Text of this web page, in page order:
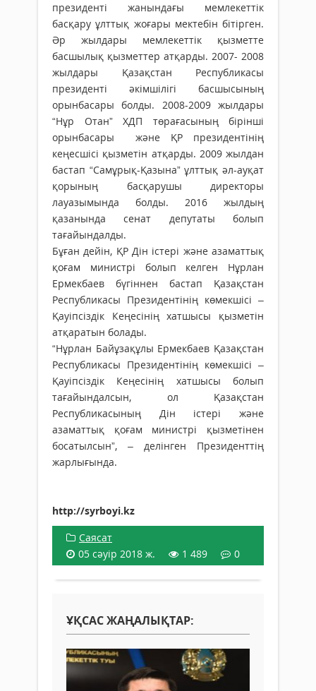
президенті жанындағы мемлекеттік
басқару ұлттық жоғары мектебін бітірген.
Әр жылдары мемлекеттік қызметте
басшылық қызметтер атқарды. 2007- 2008
жылдары Қазақстан Республикасы
президенті әкімшілігі басшысының
орынбасары болды. 2008-2009 жылдары
“Нұр Отан” ХДП төрағасының бірінші
орынбасары және ҚР президентінің
кеңесшісі қызметін атқарды. 2009 жылдан
бастап “Самұрық-Қазына” ұлттық әл-ауқат
қорының басқарушы директоры
лауазымында болды. 2016 жылдың
қазанында сенат депутаты болып
тағайындалды.
Бұған дейін, ҚР Дін істері және азаматтық
қоғам министрі болып келген Нұрлан
Ермекбаев бүгіннен бастап Қазақстан
Республикасы Президентінің көмекшісі –
Қауіпсіздік Кеңесінің хатшысы қызметін
атқаратын болады.
“Нұрлан Байұзақұлы Ермекбаев Қазақстан
Республикасы Президентінің көмекшісі –
Қауіпсіздік Кеңесінің хатшысы болып
тағайындалсын, ол Қазақстан
Республикасының Дін істері және
азаматтық қоғам министрі қызметінен
босатылсын”, – делінген Президенттің
жарлығында.
http://syrboyi.kz
Саясат
05 сәуір 2018 ж.
1 489 0
ҰҚСАС ЖАҢАЛЫҚТАР: